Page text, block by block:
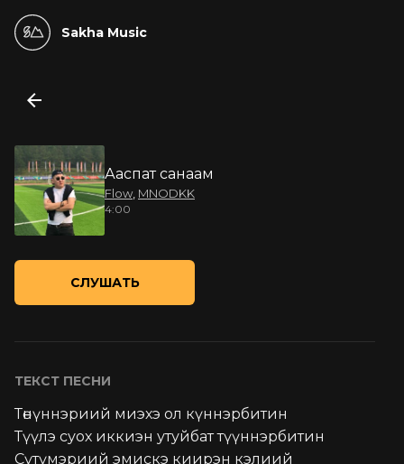
Sakha Music
Ааспат санаам
Flow, MNODKK
4:00
СЛУШАТЬ
ТЕКСТ ПЕСНИ
Төнүннэриий миэхэ ол күннэрбитин
Түүлэ суох иккиэн утуйбат түүннэрбитин
Сүтүмэриий эмискэ киирэн кэлиий